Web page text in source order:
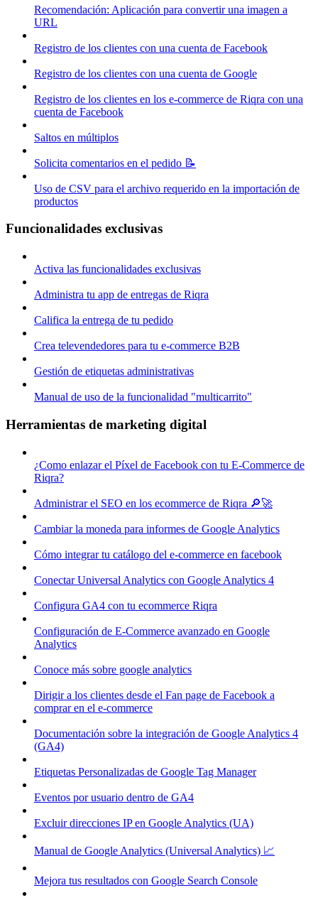
Recomendación: Aplicación para convertir una imagen a
URL
Registro de los clientes con una cuenta de Facebook
Registro de los clientes con una cuenta de Google
Registro de los clientes en los e-commerce de Riqra con una
cuenta de Facebook
Saltos en múltiplos
Solicita comentarios en el pedido 📝
Uso de CSV para el archivo requerido en la importación de
productos
Funcionalidades exclusivas
Activa las funcionalidades exclusivas
Administra tu app de entregas de Riqra
Califica la entrega de tu pedido
Crea televendedores para tu e-commerce B2B
Gestión de etiquetas administrativas
Manual de uso de la funcionalidad "multicarrito"
Herramientas de marketing digital
¿Como enlazar el Píxel de Facebook con tu E-Commerce de
Riqra?
Administrar el SEO en los ecommerce de Riqra 🔎🚀
Cambiar la moneda para informes de Google Analytics
Cómo integrar tu catálogo del e-commerce en facebook
Conectar Universal Analytics con Google Analytics 4
Configura GA4 con tu ecommerce Riqra
Configuración de E-Commerce avanzado en Google
Analytics
Conoce más sobre google analytics
Dirigir a los clientes desde el Fan page de Facebook a
comprar en el e-commerce
Documentación sobre la integración de Google Analytics 4
(GA4)
Etiquetas Personalizadas de Google Tag Manager
Eventos por usuario dentro de GA4
Excluir direcciones IP en Google Analytics (UA)
Manual de Google Analytics (Universal Analytics) 📈
Mejora tus resultados con Google Search Console